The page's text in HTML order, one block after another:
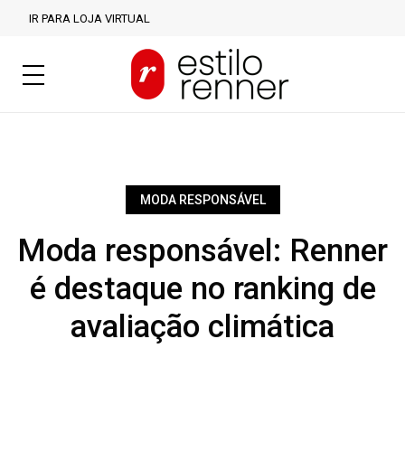
IR PARA LOJA VIRTUAL
MODA RESPONSÁVEL
Moda responsável: Renner
é destaque no ranking de
avaliação climática